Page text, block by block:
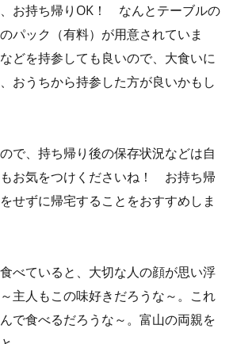
お持ち帰りOK！ なんとテーブルの
パック（有料）が用意されていま
どを持参しても良いので、大食いに
おうちから持参した方が良いかもし
で、持ち帰り後の保存状況などは自
お気をつけくださいね！ お持ち帰
せずに帰宅することをおすすめしま
べていると、大切な人の顔が思い浮
主人もこの味好きだろうな～。これ
で食べるだろうな～。富山の両親を